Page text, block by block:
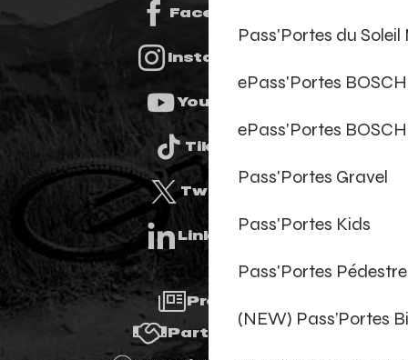
Pass'Portes du Soleil
ePass'Portes
ePass'Portes
Pass'Portes Gravel
Pass'Portes Kids
Pass'Portes Pédestre
(NEW) Pass’Portes
Facebook
Instagram
Youtube
Tiktok
Twitter
Linkedin
Presse
Partenaires